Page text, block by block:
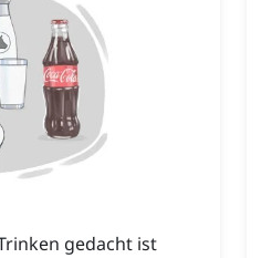
gedacht ist